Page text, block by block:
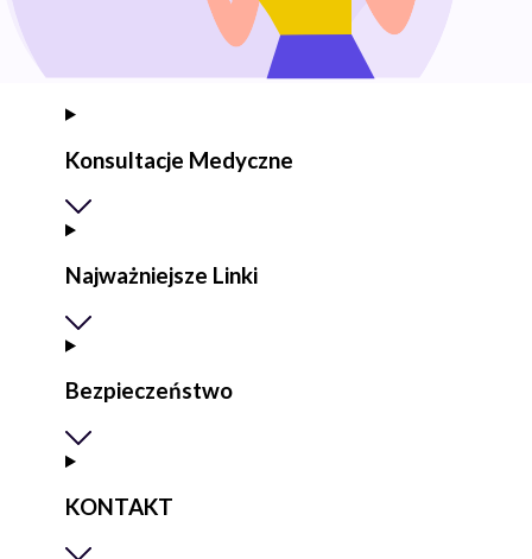
Konsultacje Medyczne
Najważniejsze Linki
Bezpieczeństwo
KONTAKT